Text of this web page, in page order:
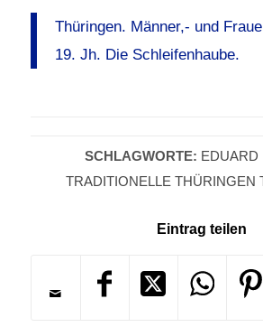
Thüringen. Männer,- und
19. Jh. Die Schleifenhaube.
SCHLAGWORTE: EDUARD
TRADITIONELLE THÜRINGEN
Eintrag teilen